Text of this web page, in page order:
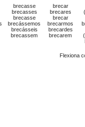
brecasse
brecasses
brecasse
brecássemos
brecásseis
brecassem
brecar
brecares
brecar
brecarmos
brecardes
brecarem
Flexiona